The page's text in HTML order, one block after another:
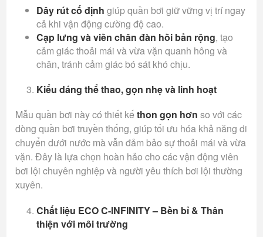
Dây rút cố định giúp quần bơi giữ vững vị trí ngay
cả khi vận động cường độ cao.
Cạp lưng và viền chân đàn hồi bản rộng, tạo
cảm giác thoải mái và vừa vặn quanh hông và
chân, tránh cảm giác bó sát khó chịu.
Kiểu dáng thể thao, gọn nhẹ và linh hoạt
Mẫu quần bơi này có thiết kếthon gọn hơn so với các
dòng quần bơi truyền thống, giúp tối ưu hóa khả năng di
chuyển dưới nước mà vẫn đảm bảo sự thoải mái và vừa
vặn. Đây là lựa chọn hoàn hảo cho các vận động viên
bơi lội chuyên nghiệp và người yêu thích bơi lội thường
xuyên.
Chất liệu ECO C-INFINITY – Bền bỉ & Thân
thiện với môi trường